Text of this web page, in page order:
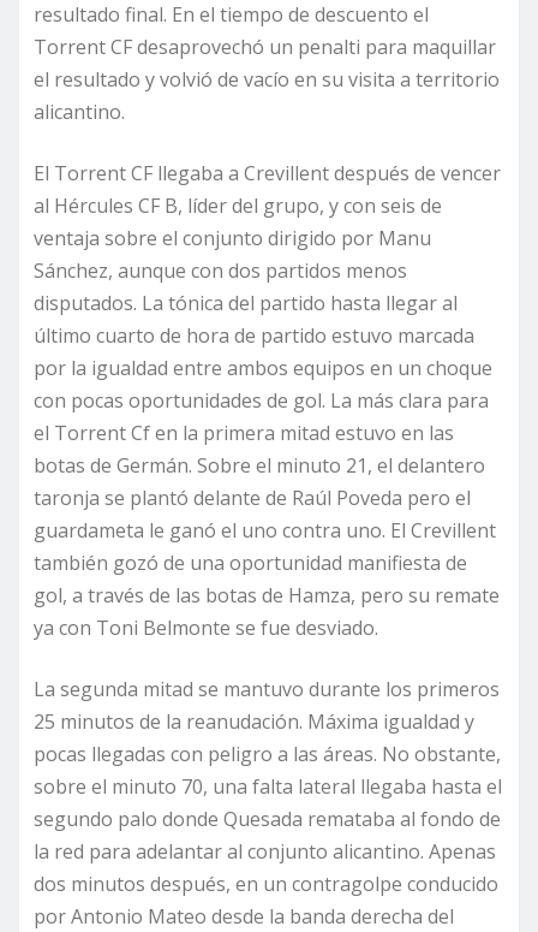
resultado final. En el tiempo de descuento el
Torrent CF desaprovechó un penalti para maquillar
el resultado y volvió de vacío en su visita a territorio
alicantino.
El Torrent CF llegaba a Crevillent después de vencer
al Hércules CF B, líder del grupo, y con seis de
ventaja sobre el conjunto dirigido por Manu
Sánchez, aunque con dos partidos menos
disputados. La tónica del partido hasta llegar al
último cuarto de hora de partido estuvo marcada
por la igualdad entre ambos equipos en un choque
con pocas oportunidades de gol. La más clara para
el Torrent Cf en la primera mitad estuvo en las
botas de Germán. Sobre el minuto 21, el delantero
taronja se plantó delante de Raúl Poveda pero el
guardameta le ganó el uno contra uno. El Crevillent
también gozó de una oportunidad manifiesta de
gol, a través de las botas de Hamza, pero su remate
ya con Toni Belmonte se fue desviado.
La segunda mitad se mantuvo durante los primeros
25 minutos de la reanudación. Máxima igualdad y
pocas llegadas con peligro a las áreas. No obstante,
sobre el minuto 70, una falta lateral llegaba hasta el
segundo palo donde Quesada remataba al fondo de
la red para adelantar al conjunto alicantino. Apenas
dos minutos después, en un contragolpe conducido
por Antonio Mateo desde la banda derecha del